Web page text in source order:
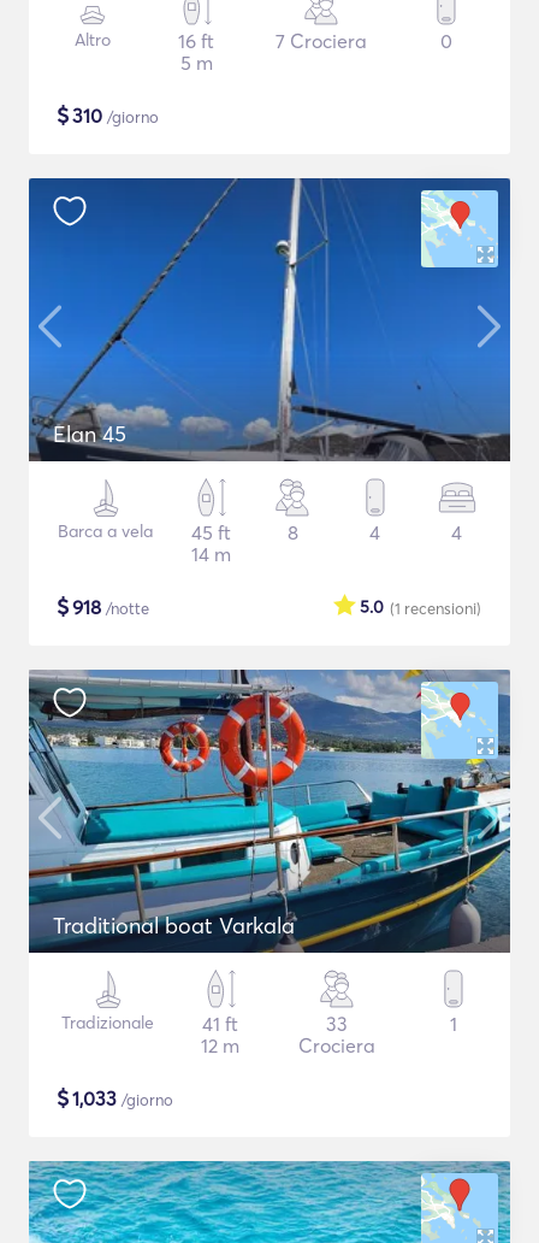
Altro
16 ft
5 m
7 Crociera 0
$310 /giorno
Elan 45
Barca a vela
45 ft
14 m
8 4 4
$918 /notte (1 recensioni)
5.0
Traditional boat Varkala
Tradizionale
41 ft
12 m
33
Crociera
1
$1,033 /giorno